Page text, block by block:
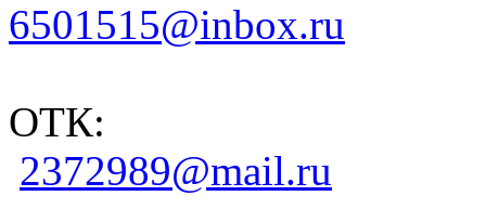
6501515@inbox.ru
ОТК:
2372989@mail.ru